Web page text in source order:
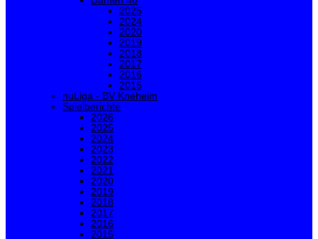
2025
2024
2020
2019
2018
2017
2016
2015
nuLiga - BV Kneheim
Spielberichte
2026
2025
2024
2023
2022
2021
2020
2019
2018
2017
2016
2015